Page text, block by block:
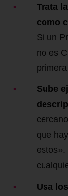
Trata
como
Si un
no es
Sube
que
estos».
Usa